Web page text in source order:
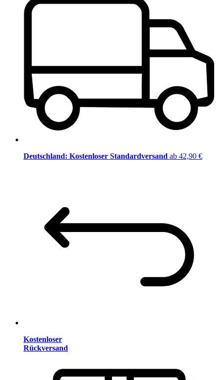
Deutschland: Kostenloser Standardversand ab 42,90 €
Kostenloser
Rückversand